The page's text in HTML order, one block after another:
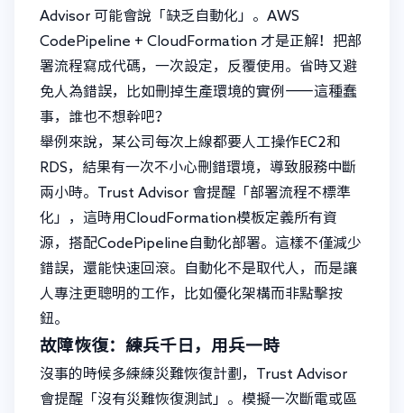
Advisor 可能會說「缺乏自動化」。AWS
CodePipeline + CloudFormation 才是正解！把部
署流程寫成代碼，一次設定，反覆使用。省時又避
免人為錯誤，比如刪掉生產環境的實例——這種蠢
事，誰也不想幹吧？
舉例來說，某公司每次上線都要人工操作EC2和
RDS，結果有一次不小心刪錯環境，導致服務中斷
兩小時。Trust Advisor 會提醒「部署流程不標準
化」，這時用CloudFormation模板定義所有資
源，搭配CodePipeline自動化部署。這樣不僅減少
錯誤，還能快速回滾。自動化不是取代人，而是讓
人專注更聰明的工作，比如優化架構而非點擊按
鈕。
故障恢復：練兵千日，用兵一時
沒事的時候多練練災難恢復計劃，Trust Advisor
會提醒「沒有災難恢復測試」。模擬一次斷電或區